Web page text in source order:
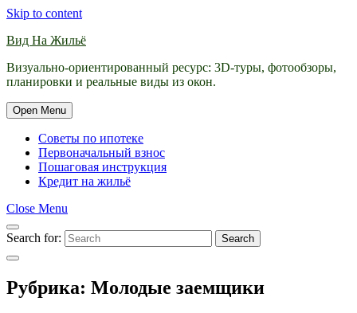
Skip to content
Вид На Жильё
Визуально-ориентированный ресурс: 3D-туры, фотообзоры,
планировки и реальные виды из окон.
Open Menu
Советы по ипотеке
Первоначальный взнос
Пошаговая инструкция
Кредит на жильё
Close Menu
Search for: Search
Рубрика: Молодые заемщики